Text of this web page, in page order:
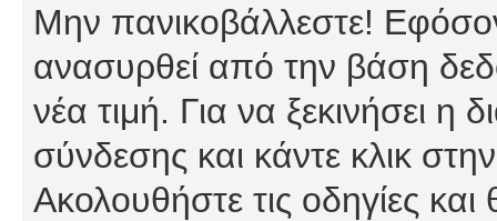
Μην πανικοβάλλεστε!
ανασυρθεί από την βάση
νέα τιμή. Για να ξεκινήσει η
σύνδεσης και κάντε κλικ
Ακολουθήστε τις οδηγίες